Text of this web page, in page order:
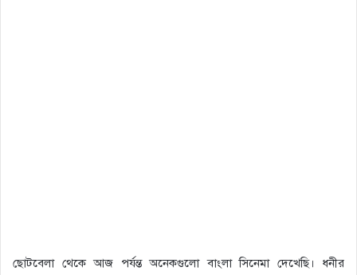
ছোটবেলা থেকে আজ পর্যন্ত অনেকগুলো বাংলা সিনেমা দেখেছি। ধনীর